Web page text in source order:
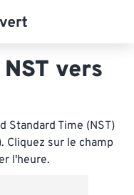
vers
Standard Time (NST)
Cliquez sur le champ
l'heure.